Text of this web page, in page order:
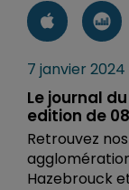
7 janvier
Le journal
edition de
Retrouvez
Hazebrouck